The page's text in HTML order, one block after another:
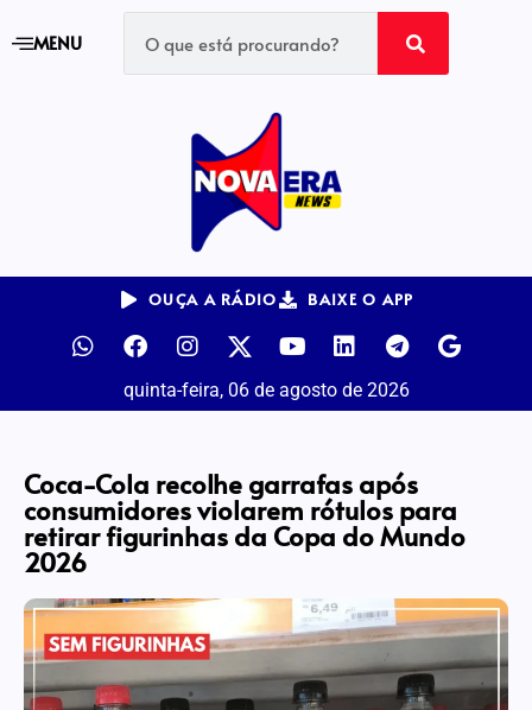
MENU
OUÇA A RÁDIO BAIXE O APP
quinta-feira, 06 de agosto de 2026
Coca-Cola recolhe garrafas após
consumidores violarem rótulos para
retirar figurinhas da Copa do Mundo
2026